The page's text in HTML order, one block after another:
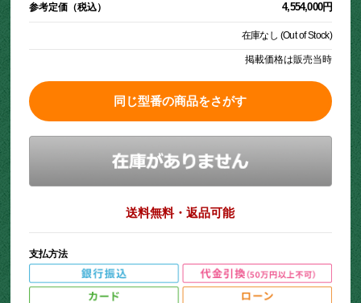
参考定価（税込） 4,554,000円
在庫なし (Out of Stock)
掲載価格は販売当時
同じ型番の商品をさがす
送料無料・返品可能
支払方法